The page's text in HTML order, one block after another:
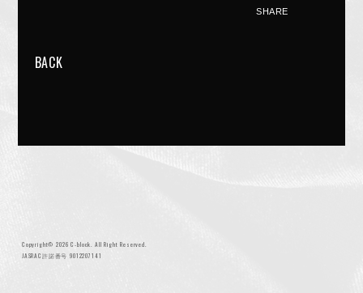
FAN CLUB INFORMATION
SHARE
BACK